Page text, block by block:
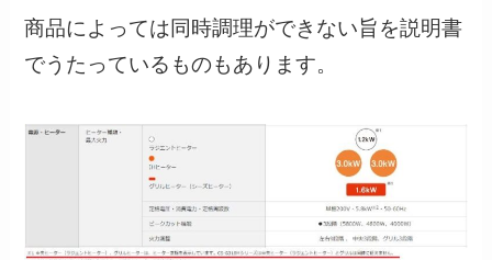
商品によっては同時調理ができない旨を説明書
でうたっているものもあります。